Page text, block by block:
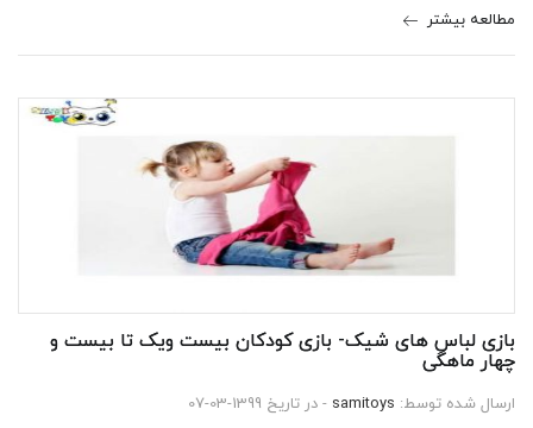
مطالعه بیشتر
بازی لباس های شیک- بازی کودکان بیست ویک تا بیست و
چهار ماهگی
ارسال شده توسط: samitoys - در تاریخ 1399-03-07